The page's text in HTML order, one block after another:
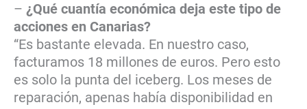
– ¿Qué cuantía económica deja este tipo de
acciones en Canarias?
“Es bastante elevada. En nuestro caso,
facturamos 18 millones de euros. Pero esto
es solo la punta del iceberg. Los meses de
reparación, apenas había disponibilidad en